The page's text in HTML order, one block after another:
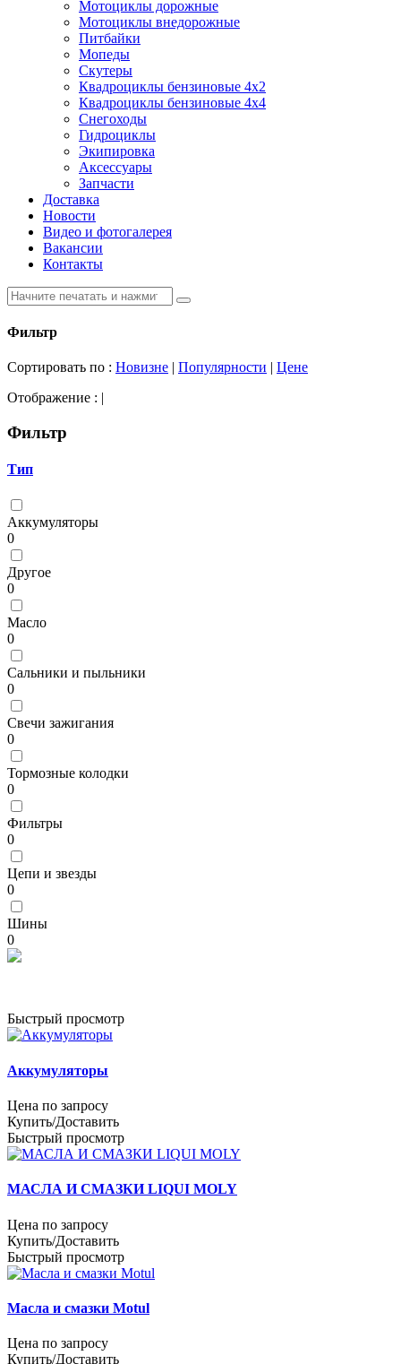
Мотоциклы дорожные
Мотоциклы внедорожные
Питбайки
Мопеды
Скутеры
Квадроциклы бензиновые 4х2
Квадроциклы бензиновые 4х4
Снегоходы
Гидроциклы
Экипировка
Аксессуары
Запчасти
Доставка
Новости
Видео и фотогалерея
Вакансии
Контакты
Фильтр
Сортировать по : Новизне | Популярности | Цене
Отображение : |
Фильтр
Тип
Аккумуляторы
0
Другое
0
Масло
0
Сальники и пыльники
0
Свечи зажигания
0
Тормозные колодки
0
Фильтры
0
Цепи и звезды
0
Шины
0
Быстрый просмотр
Аккумуляторы
Цена по запросу
Купить/Доставить
Быстрый просмотр
МАСЛА И СМАЗКИ LIQUI MOLY
Цена по запросу
Купить/Доставить
Быстрый просмотр
Масла и смазки Motul
Цена по запросу
Купить/Доставить